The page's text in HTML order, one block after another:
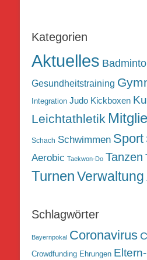
Kategorien
Aktuelles
Gesundheitstraining
Integration Judo Kickboxen
Leichtathletik
Schach Schwimmen Sport
Aerobic Taekwon-Do Tanzen
TurnenVerwaltung
Schlagwörter
Bayernpokal Coronavirus
Crowdfunding Ehrungen